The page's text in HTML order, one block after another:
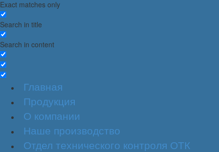
Exact matches only
Search in title
Search in content
Главная
Продукция
О компании
Наше производство
Отдел технического контроля ОТК